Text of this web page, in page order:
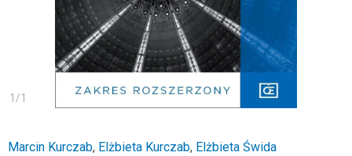
1 /1
Marcin Kurczab, Elżbieta Kurczab, Elżbieta Świda